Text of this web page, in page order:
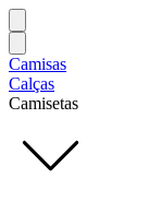
Camisas
Calças
Camisetas